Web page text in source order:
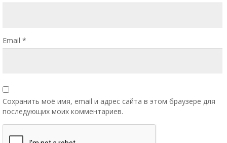
Email *
Сохранить моё имя, email и адрес сайта в этом браузере для
последующих моих комментариев.